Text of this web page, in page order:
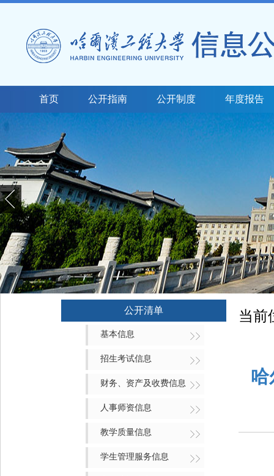
首页 公开指南 公开制度 年度报告
公开清单
基本信息
招生考试信息
财务、资产及收费信息
人事师资信息
教学质量信息
学生管理服务信息
当前
哈